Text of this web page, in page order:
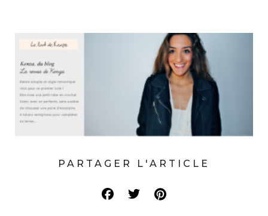
PARTAGER L'ARTICLE